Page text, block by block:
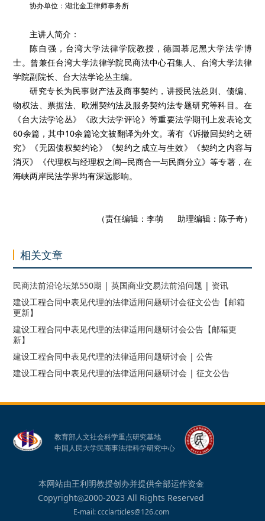
协办单位：湖北金卫律师事务所
主讲人简介：
陈自强，台湾大学法律学院教授，德国慕尼黑大学法学博
士。曾兼任台湾大学法律学院民商法中心召集人、台湾大学法律
学院副院长、台大法学论丛主编。
研究专长为民事财产法及商事契约，讲授民法总则、债编、
物权法、票据法、欧洲契约法及服务契约法专题研究等科目。在
《台大法学论丛》《政大法学评论》等重要法学期刊上发表论文
60余篇，其中10余篇论文被翻译为外文。著有《诉撤回契约之研
究》《无因债权契约论》《契约之成立与生效》《契约之内容与
消灭》《代理权与经理权之间─民商合一与民商分立》等专著，在
海峡两岸民法学界均有深远影响。
（责任编辑：李萌 助理编辑：陈子奇）
相关文章
民商法前沿论坛第550期 | 英国商业交易法前沿问题 | 资讯
建设工程合同中表见代理的法律适用问题研讨会征文公告【邮箱
更新】
建设工程合同中表见代理的法律适用问题研讨会公告【邮箱更
新】
建设工程合同中表见代理的法律适用问题研讨会 | 公告
建设工程合同中表见代理的法律适用问题研讨会 | 征文公告
教育部人文社会科学重点研究基地
中国人民大学民商事法律科学研究中心
本网站由王利明教授创办并提供全部运作资金
Copyright◎2000-2023 All Rights Reserved
E-mail: ccclarticles@126.com